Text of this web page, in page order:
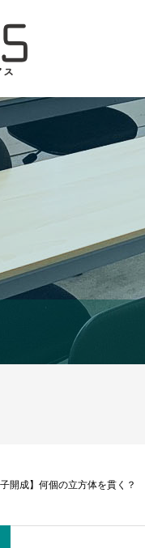
子開成】何個の立方体を貫く？